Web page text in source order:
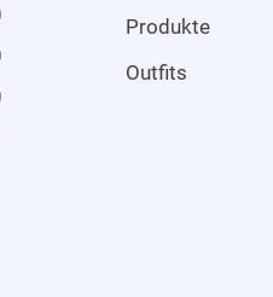
Produkte
Outfits